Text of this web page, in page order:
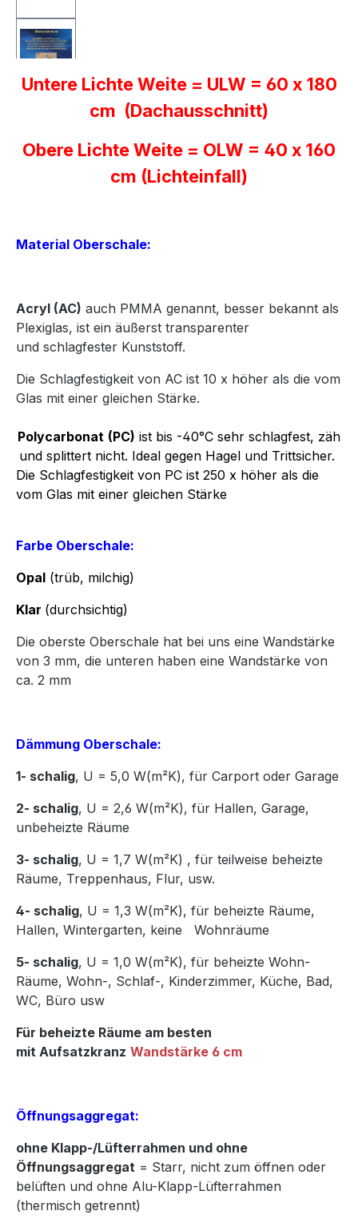
Untere Lichte Weite = ULW = 60 x 180
cm (Dachausschnitt)
Obere Lichte Weite = OLW = 40 x 160
cm (Lichteinfall)
Material Oberschale:
Acryl (AC) auch PMMA genannt, besser bekannt als
Plexiglas, ist ein äußerst transparenter
und schlagfester Kunststoff.
Die Schlagfestigkeit von AC ist 10 x höher als die vom
Glas mit einer gleichen Stärke.
Polycarbonat (PC) ist bis -40°C sehr schlagfest, zäh
und splittert nicht. Ideal gegen Hagel und Trittsicher.
Die Schlagfestigkeit von PC ist 250 x höher als die
vom Glas mit einer gleichen Stärke
Farbe Oberschale:
Opal (trüb, milchig)
Klar (durchsichtig)
Die oberste Oberschale hat bei uns eine Wandstärke
von 3 mm, die unteren haben eine Wandstärke von
ca. 2 mm
Dämmung Oberschale:
1- schalig, U = 5,0 W(m²K), für Carport oder Garage
2- schalig, U = 2,6 W(m²K), für Hallen, Garage,
unbeheizte Räume
3- schalig, U = 1,7 W(m²K) , für teilweise beheizte
Räume, Treppenhaus, Flur, usw.
4- schalig, U = 1,3 W(m²K), für beheizte Räume,
Hallen, Wintergarten, keine Wohnräume
5- schalig, U = 1,0 W(m²K), für beheizte Wohn-
Räume, Wohn-, Schlaf-, Kinderzimmer, Küche, Bad,
WC, Büro usw
Für beheizte Räume am besten
mit Aufsatzkranz Wandstärke 6 cm
Öffnungsaggregat:
ohne Klapp-/Lüfterrahmen und ohne
Öffnungsaggregat = Starr, nicht zum öffnen oder
belüften und ohne Alu-Klapp-Lüfterrahmen
(thermisch getrennt)